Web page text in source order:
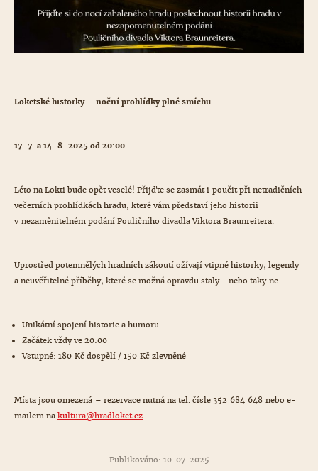
Loketské historky – noční prohlídky plné smíchu
17. 7. a 14. 8. 2025 od 20:00
Léto na Lokti bude opět veselé! Přijďte se zasmát i poučit při netradičních
večerních prohlídkách hradu, které vám představí jeho historii
v nezaměnitelném podání Pouličního divadla Viktora Braunreitera.
Uprostřed potemnělých hradních zákoutí ožívají vtipné historky, legendy
a neuvěřitelné příběhy, které se možná opravdu staly… nebo taky ne.
Unikátní spojení historie a humoru
Začátek vždy ve 20:00
Vstupné: 180 Kč dospělí / 150 Kč zlevněné
Místa jsou omezená – rezervace nutná na tel. čísle 352 684 648 nebo e-
mailem na kultura@hradloket.cz.
Publikováno: 10. 07. 2025